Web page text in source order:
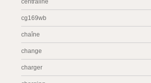
centraline
cg169wb
chaîne
change
charger